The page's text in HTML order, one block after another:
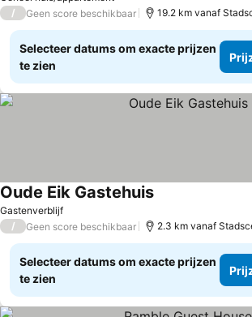
/
Geen score beschikbaar 19.2 km vanaf
Selecteer datums om exacte prijzen
te zien
Gastenverblijf
Oude Eik GastehuisPrijzen bekijken
/ Geen score beschikbaar 2.3 km vanaf
Selecteer datums om exacte prijzen
te zien